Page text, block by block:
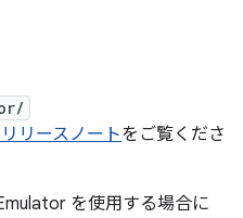
リースノートをご覧くださ
を使用する場合に